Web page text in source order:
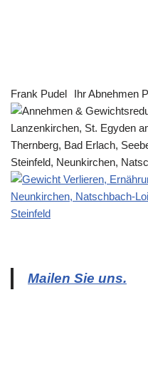
Frank Pudel Ihr Abnehmen
Mailen Sie uns.